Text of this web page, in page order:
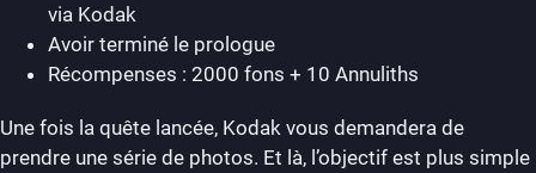
via Kodak
Avoir terminé le prologue
Récompenses : 2000 fons + 10 Annuliths
Une fois la quête lancée, Kodak vous demandera de
prendre une série de photos. Et là, l’objectif est plus simple